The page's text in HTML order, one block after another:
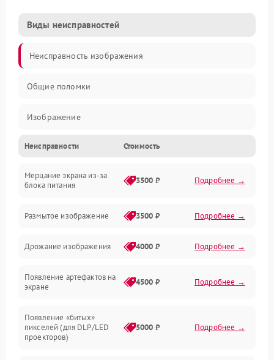
Виды неисправностей
Неисправность изображения
Общие поломки
Изображение
Лампа подсветки
Неисправность управления и интерфейсов
Неисправности Стоимость
Мерцание экрана из-за
блока питания
3500 ₽ Подробнее →
Размытое изображение 3500 ₽ Подробнее →
Дрожание изображения 4000 ₽ Подробнее →
Появление артефактов на
экране
4500 ₽ Подробнее →
Появление «битых»
пикселей (для DLP/LED
проекторов)
5000 ₽ Подробнее →